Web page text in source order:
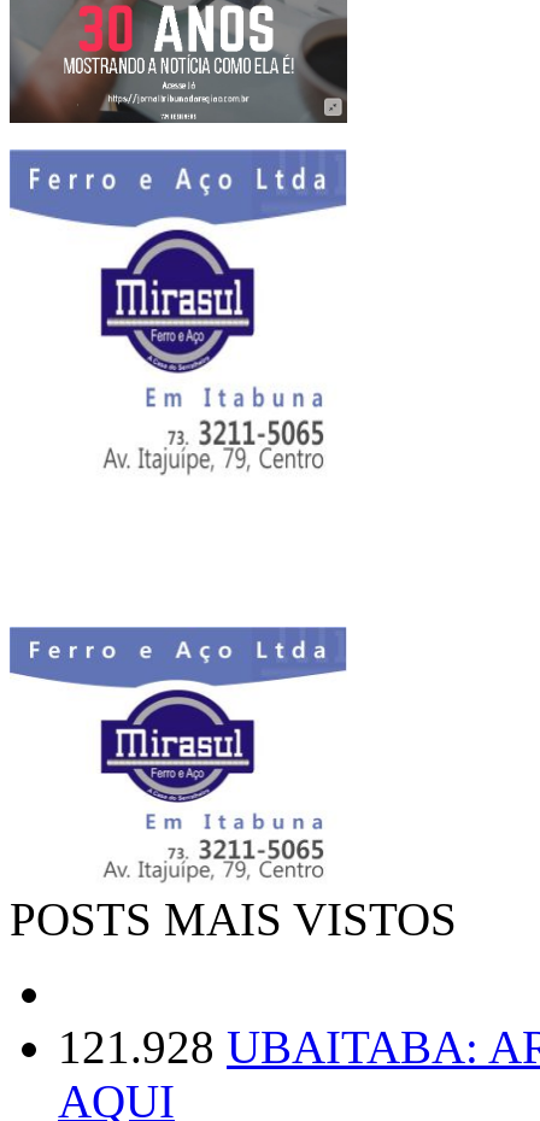
POSTS MAIS VISTOS
121.928 UBAITABA:
AQUI